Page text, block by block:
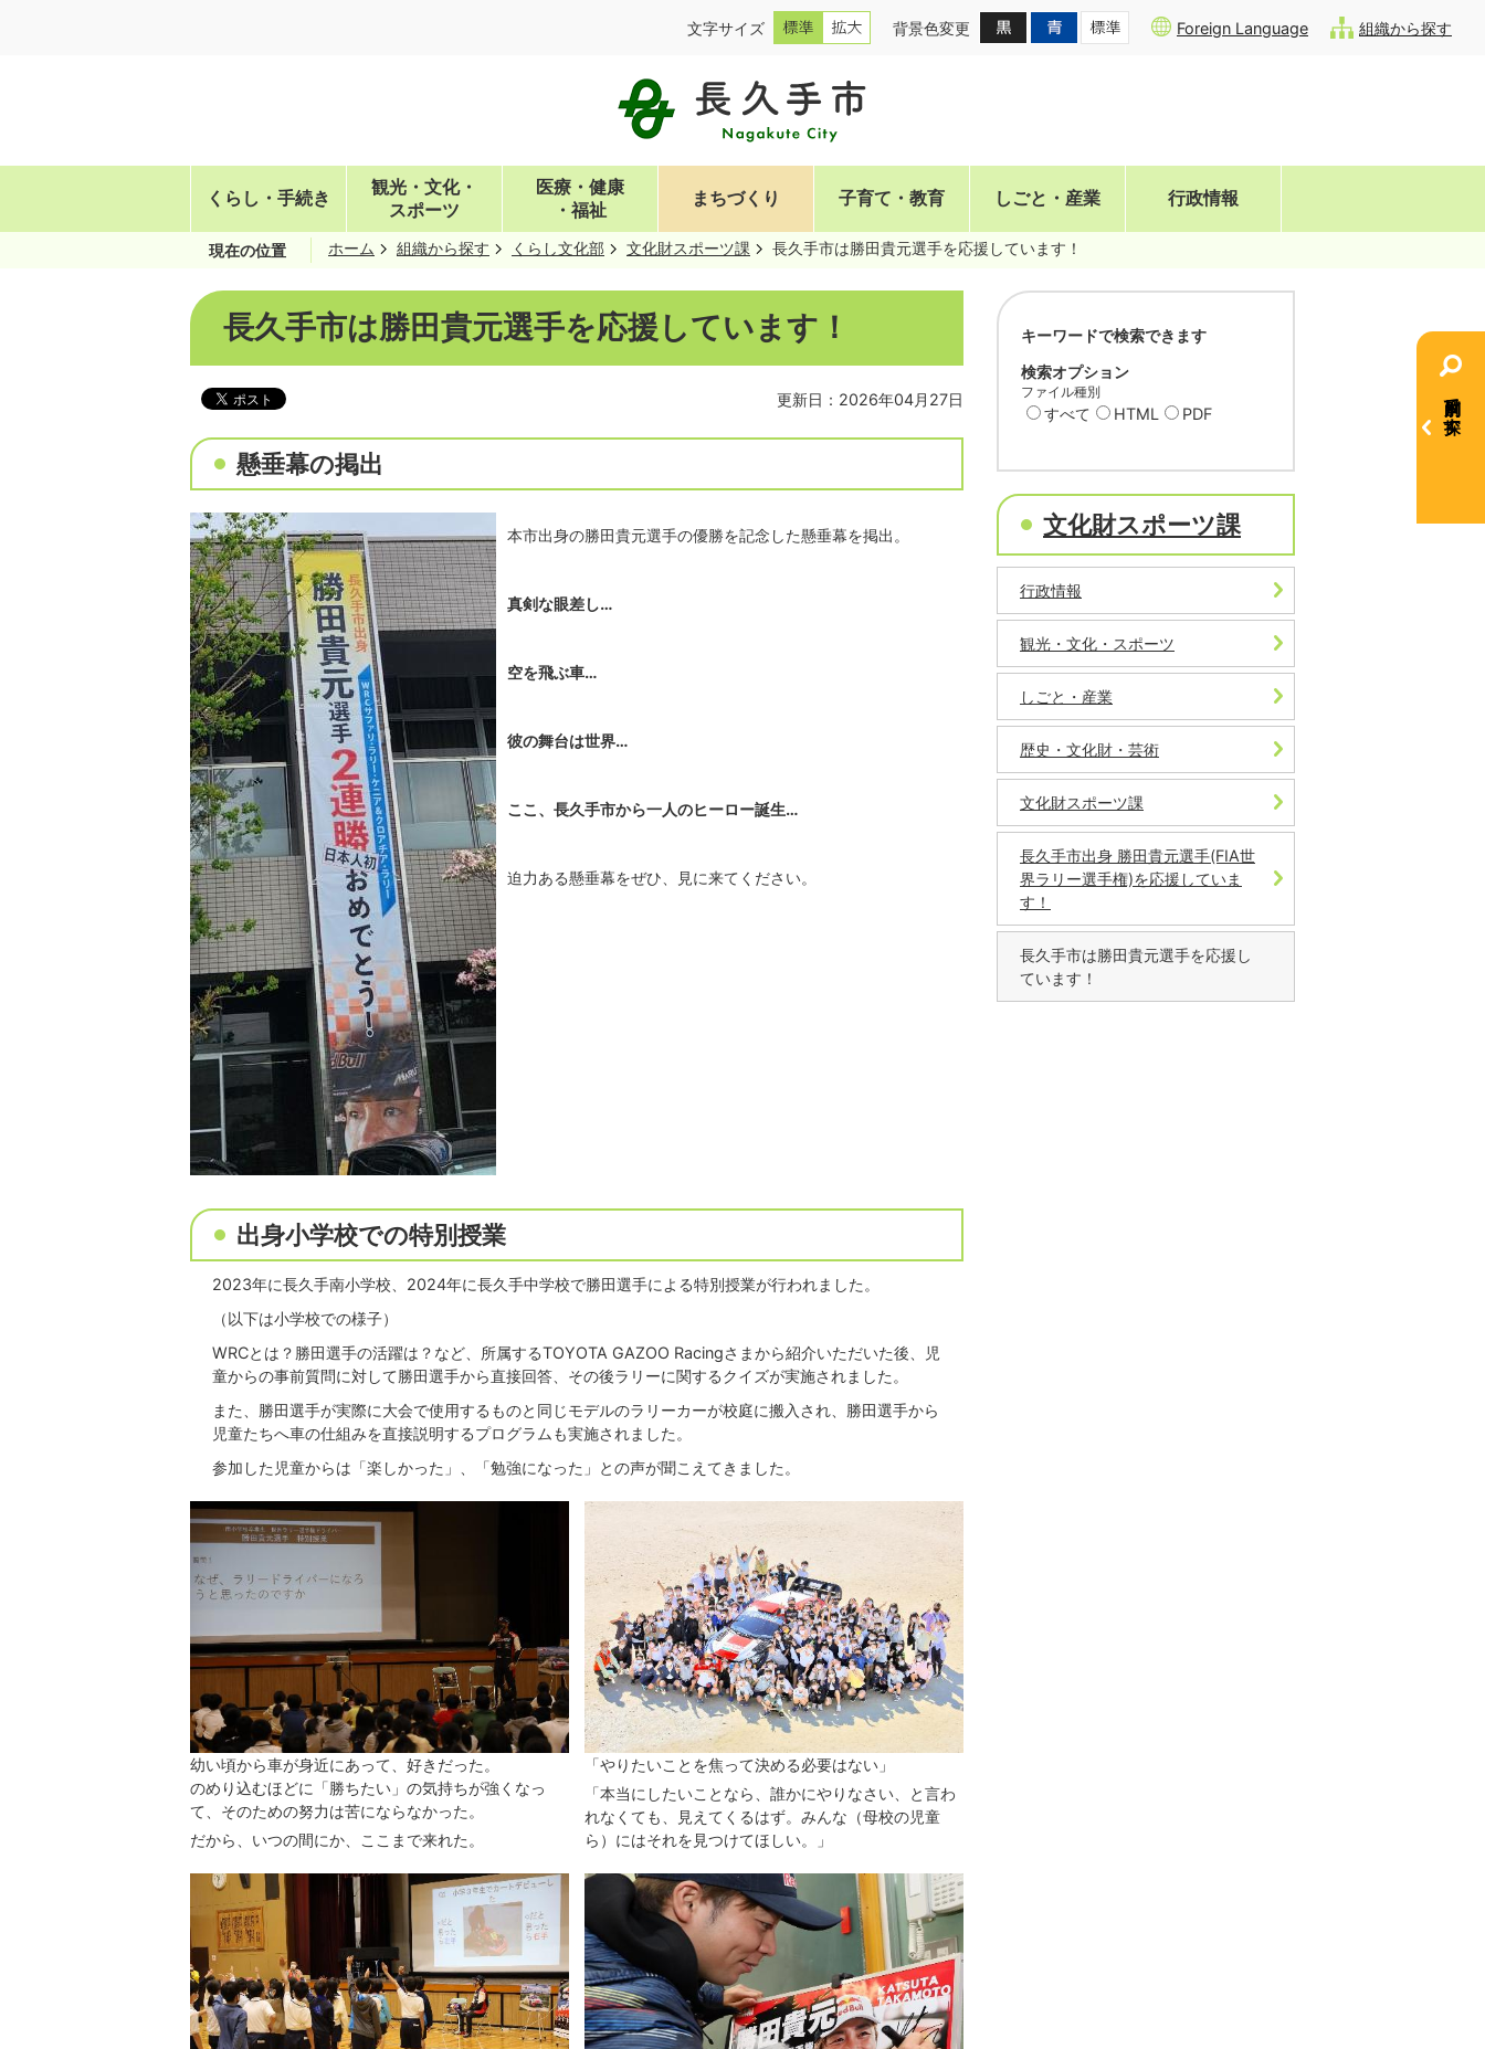
文字サイズ 背景色変更 Foreign Language 組織から探す
くらし・手続き
観光・文化・
スポーツ
医療・健康
・福祉
まちづくり 子育て・教育 しごと・産業 行政情報
目的別で探す
現在の位置 ホーム 組織から探す くらし文化部 文化財スポーツ課 長久手市は勝田貴元選手を応援しています！
長久手市は勝田貴元選手を応援しています！
更新日：2026年04月27日
懸垂幕の掲出
本市出身の勝田貴元選手の優勝を記念した懸垂幕を掲出。
真剣な眼差し…
空を飛ぶ車…
彼の舞台は世界…
ここ、長久手市から一人のヒーロー誕生…
迫力ある懸垂幕をぜひ、見に来てください。
出身小学校での特別授業
2023年に長久手南小学校、2024年に長久手中学校で勝田選手による特別授業が行われました。
（以下は小学校での様子）
WRCとは？勝田選手の活躍は？など、所属するTOYOTA GAZOO Racingさまから紹介いただいた後、児
童からの事前質問に対して勝田選手から直接回答、その後ラリーに関するクイズが実施されました。
また、勝田選手が実際に大会で使用するものと同じモデルのラリーカーが校庭に搬入され、勝田選手から
児童たちへ車の仕組みを直接説明するプログラムも実施されました。
参加した児童からは「楽しかった」、「勉強になった」との声が聞こえてきました。
幼い頃から車が身近にあって、好きだった。
のめり込むほどに「勝ちたい」の気持ちが強くなっ
て、そのための努力は苦にならなかった。
だから、いつの間にか、ここまで来れた。
「やりたいことを焦って決める必要はない」
「本当にしたいことなら、誰かにやりなさい、と言わ
れなくても、見えてくるはず。みんな（母校の児童
ら）にはそれを見つけてほしい。」
キーワードで検索できます
検索オプション
ファイル種別
すべて HTML PDF
文化財スポーツ課
行政情報
観光・文化・スポーツ
しごと・産業
歴史・文化財・芸術
文化財スポーツ課
長久手市出身 勝田貴元選手(FIA世
界ラリー選手権)を応援していま
す！
長久手市は勝田貴元選手を応援し
ています！